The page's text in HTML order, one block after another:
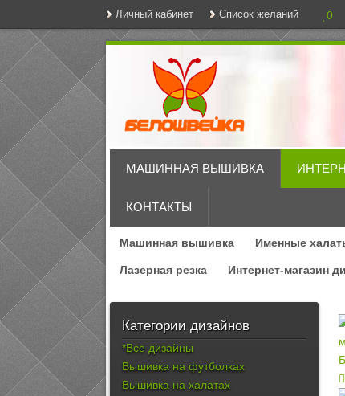
Личный кабинет Список желаний 0
МАШИННАЯ ВЫШИВКА
КОНТАКТЫ
Машинная вышивка Именные
Лазерная резка Интернет-магазин
Категории дизайнов
*Все дизайны
Вышивка на футболках
Вышивка на халатах